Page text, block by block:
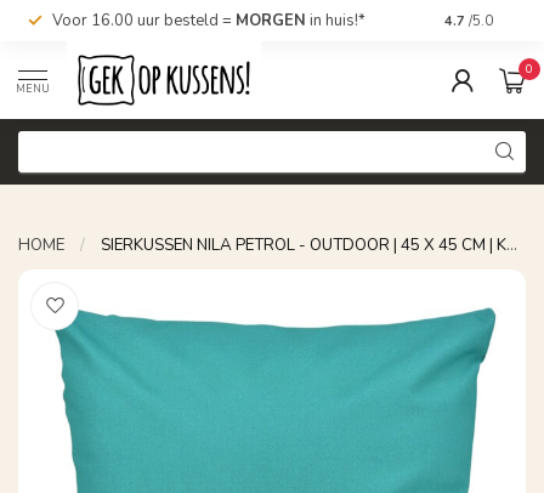
Voor 16.00 uur besteld = MORGEN in huis!* Nu bestellen,
4.7 /5.0
MENU
0
HOME / SIERKUSSEN NILA PETROL - OUTDOOR | 45 X 45 CM | KATOEN/POLYESTER